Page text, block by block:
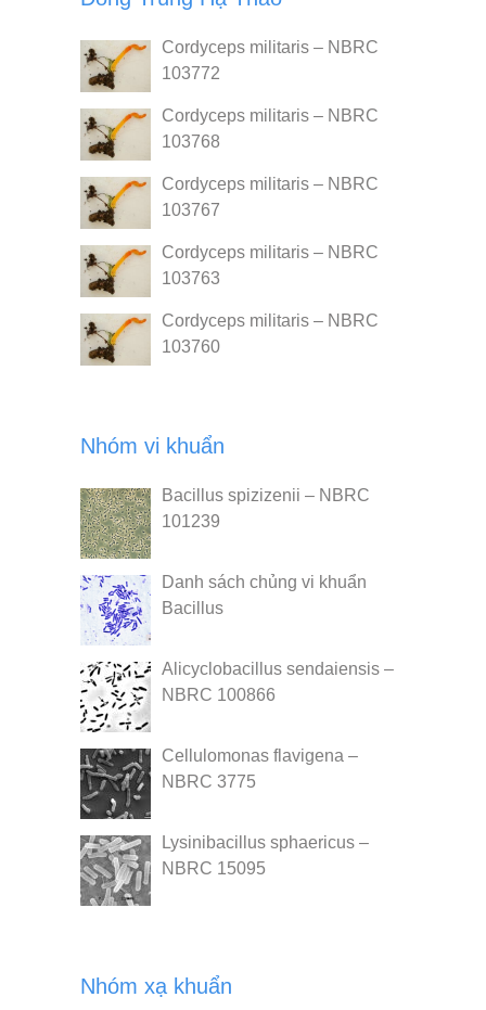
Cordyceps militaris – NBRC
103772
Cordyceps militaris – NBRC
103768
Cordyceps militaris – NBRC
103767
Cordyceps militaris – NBRC
103763
Cordyceps militaris – NBRC
103760
Nhóm vi khuẩn
Bacillus spizizenii – NBRC
101239
Danh sách chủng vi khuẩn
Bacillus
Alicyclobacillus sendaiensis –
NBRC 100866
Cellulomonas flavigena –
NBRC 3775
Lysinibacillus sphaericus –
NBRC 15095
Nhóm xạ khuẩn